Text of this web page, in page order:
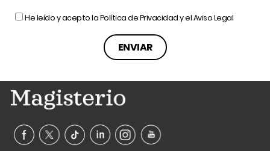
He leído y acepto laPolítica de Privacidady elAviso Legal